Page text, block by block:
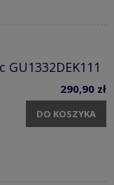
290,90 zł
DO KOSZYKA